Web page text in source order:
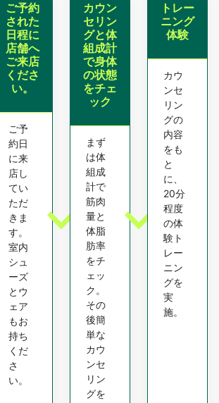
ご予約
された
日程に
店舗へ
ご来店
くださ
い。
ご予
約日
に来
店し
てい
ただ
きま
す。
室内
シュ
ーズ
とウ
ェア
もお
持ち
くだ
さ
い。
カウン
セリン
グと体
組成計
で身体
の状態
をチェ
ック
まず
は体
組成
計で
筋肉
量と
体脂
肪率
をチ
ェッ
ク。
その
後簡
単な
カウ
ンセ
リン
グを
トレー
ニング
体験
カウ
ンセ
リン
グの
内容
をも
と
に、
20分
程度
の体
験ト
レー
ニン
グを
実
施。